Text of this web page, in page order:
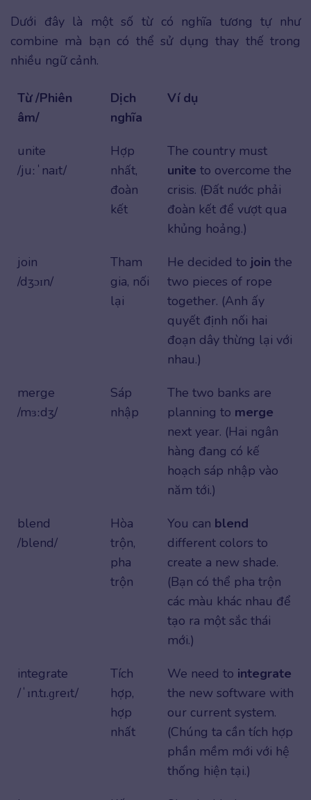
Dưới đây là một số từ có nghĩa tương tự như
combine mà bạn có thể sử dụng thay thế trong
nhiều ngữ cảnh.
Từ /Phiên
âm/
Dịch
nghĩa
Ví dụ
unite
/juːˈnaɪt/
Hợp
nhất,
đoàn
kết
The country must
unite to overcome the
crisis. (Đất nước phải
đoàn kết để vượt qua
khủng hoảng.)
join
/dʒɔɪn/
Tham
gia, nối
lại
He decided to join the
two pieces of rope
together. (Anh ấy
quyết định nối hai
đoạn dây thừng lại với
nhau.)
merge
/mɜːdʒ/
Sáp
nhập
The two banks are
planning to merge
next year. (Hai ngân
hàng đang có kế
hoạch sáp nhập vào
năm tới.)
blend
/blend/
Hòa
trộn,
pha
trộn
You can blend
different colors to
create a new shade.
(Bạn có thể pha trộn
các màu khác nhau để
tạo ra một sắc thái
mới.)
integrate
/ˈɪn.tɪ.ɡreɪt/
Tích
hợp,
hợp
nhất
We need to integrate
the new software with
our current system.
(Chúng ta cần tích hợp
phần mềm mới với hệ
thống hiện tại.)